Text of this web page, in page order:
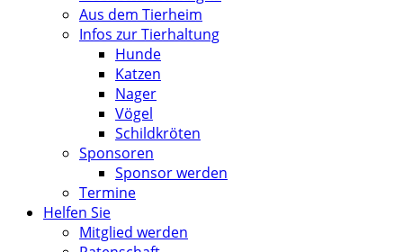
Aus dem Tierheim
Infos zur Tierhaltung
Hunde
Katzen
Nager
Vögel
Schildkröten
Sponsoren
Sponsor werden
Termine
Helfen Sie
Mitglied werden